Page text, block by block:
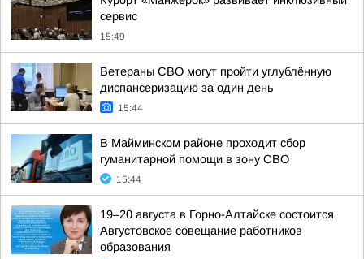
сервис
15:49
Ветераны СВО могут пройти углублённую
диспансеризацию за один день
15:44
В Майминском районе проходит сбор
гуманитарной помощи в зону СВО
15:44
19–20 августа в Горно-Алтайске состоится
Августовское совещание работников
образования